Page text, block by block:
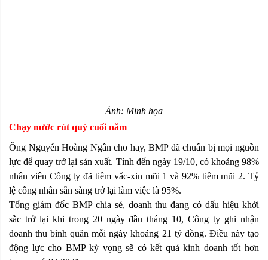
Ảnh: Minh họa
Chạy nước rút quý cuối năm
Ông Nguyễn Hoàng Ngân cho hay, BMP đã chuẩn bị mọi nguồn
lực để quay trở lại sản xuất. Tính đến ngày 19/10, có khoảng 98%
nhân viên Công ty đã tiêm vắc-xin mũi 1 và 92% tiêm mũi 2. Tỷ
lệ công nhân sẵn sàng trở lại làm việc là 95%.
Tổng giám đốc BMP chia sẻ, doanh thu đang có dấu hiệu khởi
sắc trở lại khi trong 20 ngày đầu tháng 10, Công ty ghi nhận
doanh thu bình quân mỗi ngày khoảng 21 tỷ đồng. Điều này tạo
động lực cho BMP kỳ vọng sẽ có kết quả kinh doanh tốt hơn